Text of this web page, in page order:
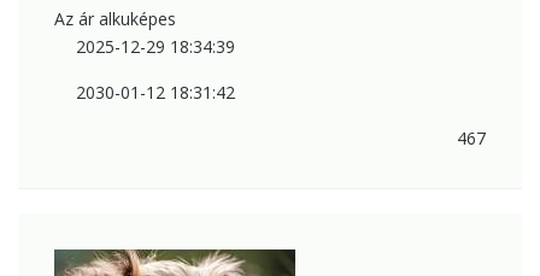
Az ár alkuképes
2025-12-29 18:34:39
2030-01-12 18:31:42
467